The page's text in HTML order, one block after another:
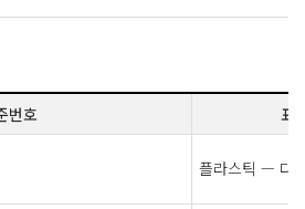
번호 표
플라스틱 — 다